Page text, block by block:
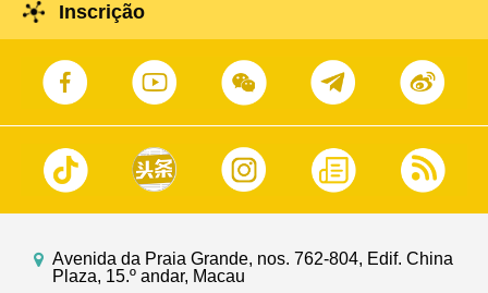
Inscrição
Avenida da Praia Grande, nos. 762-804, Edif. China
Plaza, 15.º andar, Macau